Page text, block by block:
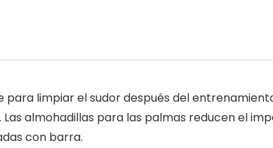
limpiar el sudor después del
almohadillas para las palmas reducen el
con barra.